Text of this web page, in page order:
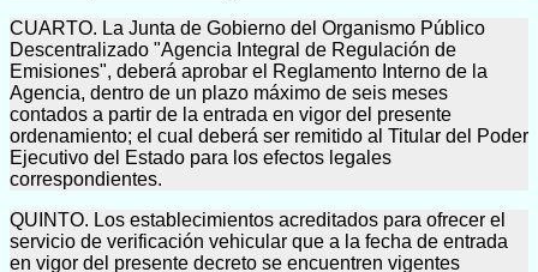
CUARTO. La Junta de Gobierno del Organismo Público
Descentralizado "Agencia Integral de Regulación de
Emisiones", deberá aprobar el Reglamento Interno de la
Agencia, dentro de un plazo máximo de seis meses
contados a partir de la entrada en vigor del presente
ordenamiento; el cual deberá ser remitido al Titular del Poder
Ejecutivo del Estado para los efectos legales
correspondientes.
QUINTO. Los establecimientos acreditados para ofrecer el
servicio de verificación vehicular que a la fecha de entrada
en vigor del presente decreto se encuentren vigentes